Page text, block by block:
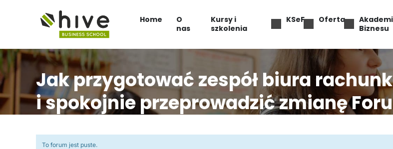
Home
O
nas
Kursy i
szkolenia
KSeF Oferta
Biznesu
Jak przygotować zespół biura
i spokojnie przeprowadzić zmianę
To forum jest puste.